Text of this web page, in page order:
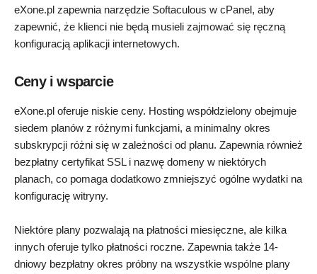
eXone.pl zapewnia narzędzie Softaculous w cPanel, aby
zapewnić, że klienci nie będą musieli zajmować się ręczną
konfiguracją aplikacji internetowych.
Ceny i wsparcie
eXone.pl oferuje niskie ceny. Hosting współdzielony obejmuje
siedem planów z różnymi funkcjami, a minimalny okres
subskrypcji różni się w zależności od planu. Zapewnia również
bezpłatny certyfikat SSL i nazwę domeny w niektórych
planach, co pomaga dodatkowo zmniejszyć ogólne wydatki na
konfigurację witryny.
Niektóre plany pozwalają na płatności miesięczne, ale kilka
innych oferuje tylko płatności roczne. Zapewnia także 14-
dniowy bezpłatny okres próbny na wszystkie wspólne plany